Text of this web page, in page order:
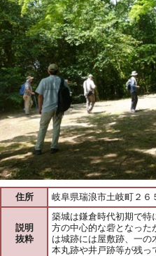
住所 岐阜県瑞浪市土岐町２６
説明
抜粋
築城は鎌倉時代初期で特
方の中心的な砦となった
は城跡には屋敷跡、一の
本丸跡や井戸跡等が残っ